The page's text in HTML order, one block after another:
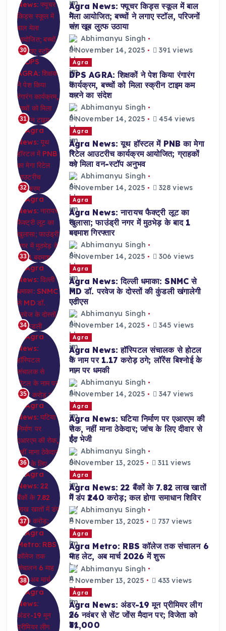
30
Agra News: फ्यूचर किड्स स्कूल में बाल
मेला आयोजित; बच्चों ने लगाए स्टॉल, परिजनों
संग खूब लुत्फ उठाया
Abhimanyu Singh
November 14, 2025
391 views
31
Agra
DPS AGRA: शिक्षकों ने पेश किया रंगारंग
कार्यक्रम, बच्चों को मिला स्क्रीन टाइम कम
करने का संदेश
Abhimanyu Singh
November 14, 2025
454 views
32
Agra
Agra News: यूथ हॉस्टल में PNB का मेगा
रिटेल आउटरीच कार्यक्रम आयोजित; ग्राहकों
को मिला वन-स्टॉप अनुभव
Abhimanyu Singh
November 14, 2025
328 views
33
Agra
Agra News: नारायच फैक्ट्री लूट का
खुलासा; फाउंड्री नगर में मुठभेड़ के बाद 1
बदमाश गिरफ्तार
Abhimanyu Singh
November 14, 2025
306 views
34
Agra
Agra News: दिल्ली धमाका: SNMC से
MD डॉ. परवेज के दोस्तों की कुंडली खंगालेगी
एटीएस
Abhimanyu Singh
November 14, 2025
345 views
35
Agra
Agra News: हॉस्पिटल संचालक से होटल
के नाम पर 1.17 करोड़ ठगे; लॉरेंस बिश्नोई के
नाम पर धमकी
Abhimanyu Singh
November 14, 2025
347 views
36
Agra
Agra News: घटिया निर्माण पर एआरएम की
रोक, नहीं माना ठेकेदार; जांच के लिए दीवार से
ईंट भेजी
Abhimanyu Singh
November 13, 2025
311 views
37
Agra
Agra News: 22 बैंकों के 7.82 लाख खातों
में डंप ₹240 करोड़; कल होगा समाधान शिविर
Abhimanyu Singh
November 13, 2025
737 views
38
Agra
Agra Metro: RBS कॉलेज तक संचालन 6
माह लेट, अब मार्च 2026 में शुरू
Abhimanyu Singh
November 13, 2025
433 views
Agra
Agra News: अंडर-19 मून प्रीमियर लीग
26 नवंबर से सेंट जोंस मैदान पर; विजेता को
₹31,000